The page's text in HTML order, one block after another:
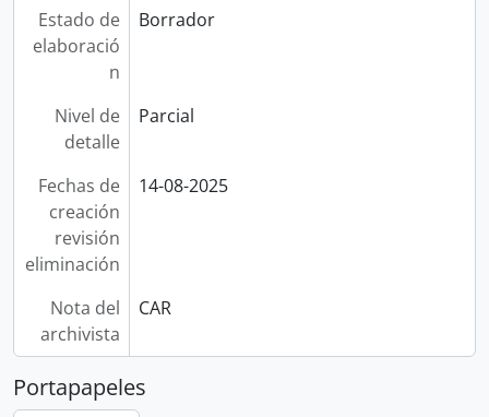
Estado de
elaboració
n
Borrador
Nivel de
detalle
Parcial
Fechas de
creación
revisión
eliminación
14-08-2025
Nota del
archivista
CAR
Portapapeles